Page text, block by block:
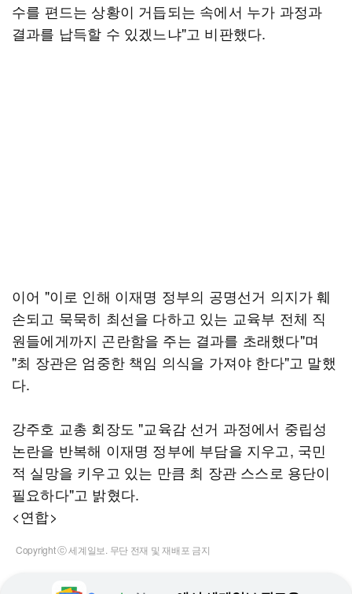
수를 편드는 상황이 거듭되는 속에서 누가 과정과
결과를 납득할 수 있겠느냐"고 비판했다.
이어 "이로 인해 이재명 정부의 공명선거 의지가 훼
손되고 묵묵히 최선을 다하고 있는 교육부 전체 직
원들에게까지 곤란함을 주는 결과를 초래했다"며
"최 장관은 엄중한 책임 의식을 가져야 한다"고 말했
다.
강주호 교총 회장도 "교육감 선거 과정에서 중립성
논란을 반복해 이재명 정부에 부담을 지우고, 국민
적 실망을 키우고 있는 만큼 최 장관 스스로 용단이
필요하다"고 밝혔다.
<연합>
Copyright ⓒ 세계일보. 무단 전재 및 재배포 금지